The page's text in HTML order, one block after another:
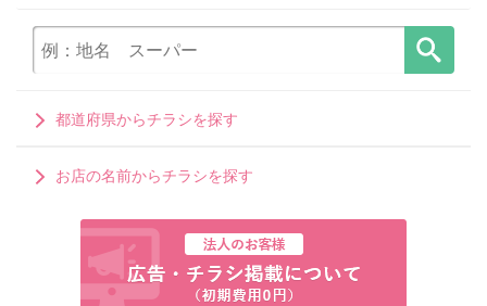
都道府県からチラシを探す
お店の名前からチラシを探す